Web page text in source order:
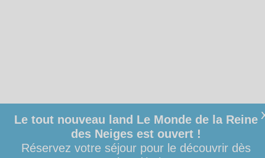
Le tout nouveau land Le Monde de la Reine
des Neiges est ouvert !
Réservez votre séjour pour le découvrir dès